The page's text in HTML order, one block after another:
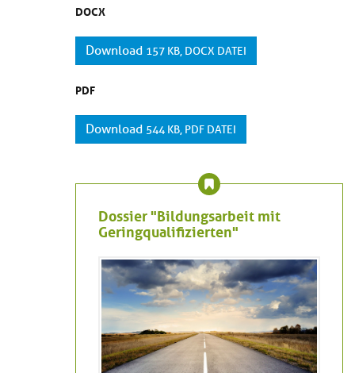
DOCX
Download 157 KB, DOCX DATEI
PDF
Download 544 KB, PDF DATEI
Dossier "Bildungsarbeit mit
Geringqualifizierten"